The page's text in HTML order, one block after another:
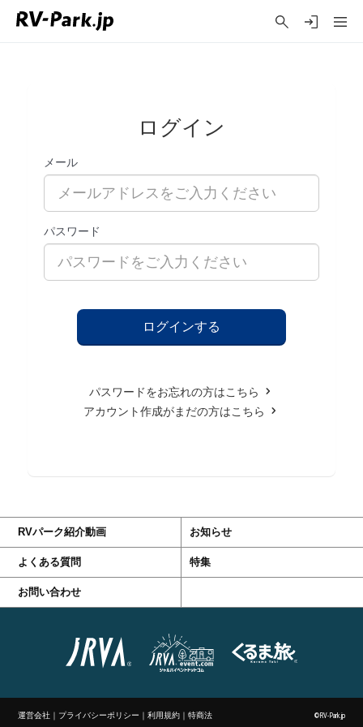
ログイン
メール
パスワード
パスワードをお忘れの方はこちら
アカウント作成がまだの方はこちら
RVパーク紹介動画 お知らせ
よくある質問 特集
お問い合わせ
運営会社 ｜ プライバシーポリシー ｜利用規約 ｜特商法 ©RV-Park.jp